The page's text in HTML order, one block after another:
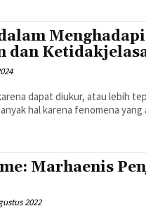
Menghadapi
dan
dapat diukur, atau lebih
hal karena fenomena yang
Marhaenis
2022